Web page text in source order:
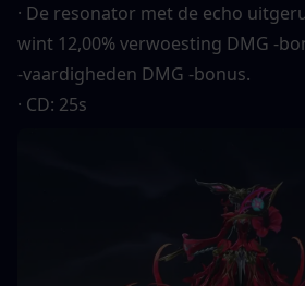
· De resonator met de echo
wint 12,00% verwoesting DMG -
-vaardigheden DMG -bonus.
· CD: 25s